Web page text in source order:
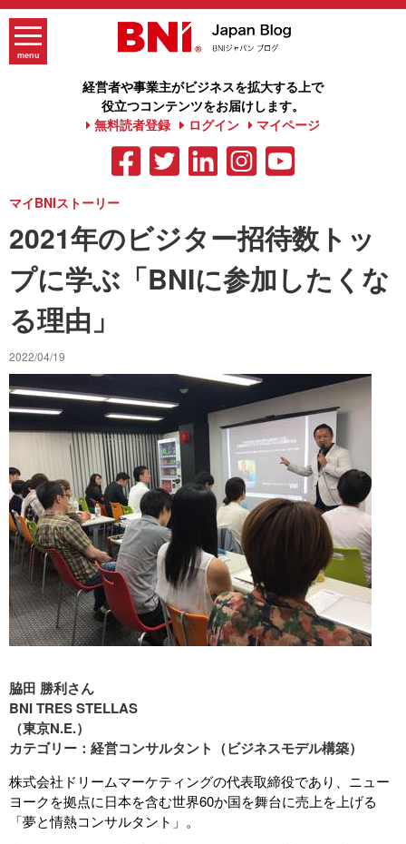
Skip
content
menu
経営者や事業主がビジネスを拡大する上で
役立つコンテンツをお届けします。
無料読者登録
ログイン マイページ
マイBNIストーリー
2021年のビジター招待数トッ
プに学ぶ「BNIに参加したくな
る理由」
2022/04/19
脇田 勝利さん
BNI TRES STELLAS
（東京N.E.）
カテゴリー：経営コンサルタント（ビジネスモデル構築）
株式会社ドリームマーケティングの代表取締役であり、 ニュー
ヨークを拠点に日本を含む世界60か国を舞台に売上を上げる
「夢と情熱コンサルタント」。